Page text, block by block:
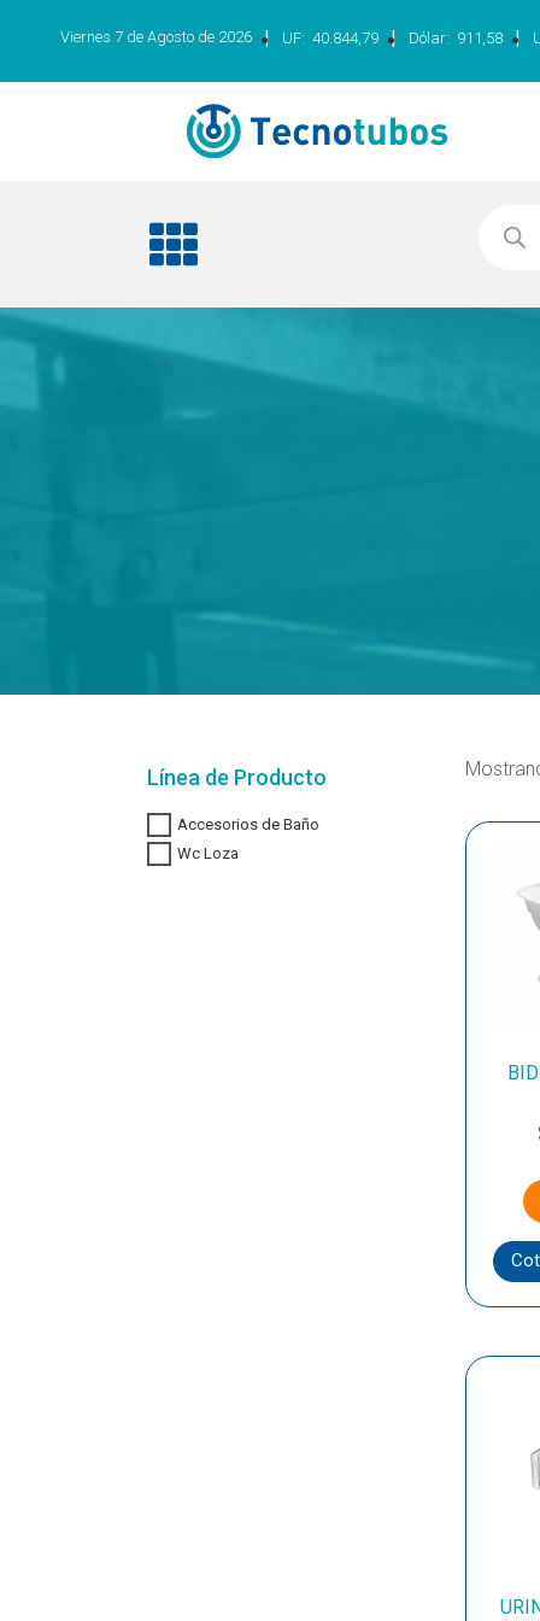
Viernes 7 de Agosto de 2026 | UF: 40.844,79 | Dólar: 911,58 |
Línea de Producto
Accesorios de Baño
Wc Loza